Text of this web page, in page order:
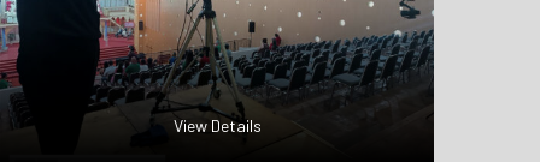
View Details